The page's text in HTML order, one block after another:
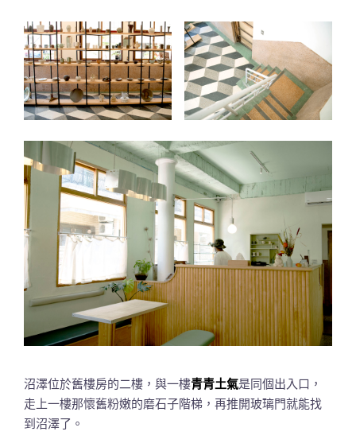
沼澤位於舊樓房的二樓，與一樓青青土氣是同個出入口，
走上一樓那懷舊粉嫩的磨石子階梯，再推開玻璃門就能找
到沼澤了。